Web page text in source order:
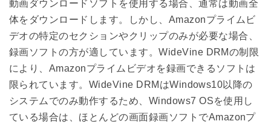
動画ダウンロードソフトを使用する場合、通常は動画全
体をダウンロードします。しかし、Amazonプライムビ
デオの特定のセクションやクリップのみが必要な場合、
録画ソフトの方が適しています。WideVine DRMの制限
により、Amazonプライムビデオを録画できるソフトは
限られています。WideVine DRMはWindows10以降の
システムでのみ動作するため、Windows7 OSを使用し
ている場合は、ほとんどの画面録画ソフトでAmazonプ